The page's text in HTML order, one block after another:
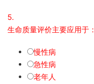
5.
生命质量评价主要应用于：
慢性病
急性病
老年人